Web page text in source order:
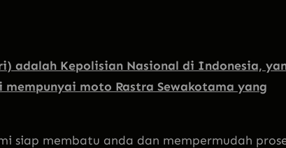
adalah Kepolisian Nasional di Indonesia,
moto Rastra Sewakotama yang
siap membatu anda dan mempermudah